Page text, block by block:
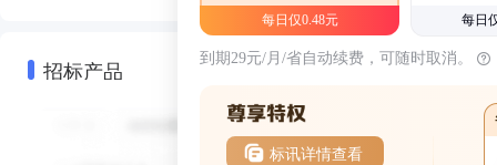
招标产品
每日仅0.48元 每日
到期29元/月/省自动续费，可随时取消。
标讯详情查看